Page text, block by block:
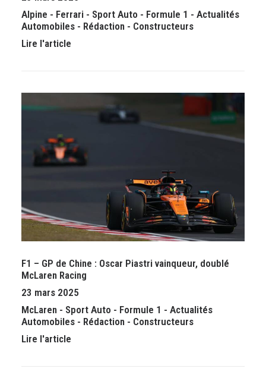
Alpine - Ferrari - Sport Auto - Formule 1 - Actualités
Automobiles - Rédaction - Constructeurs
Lire l'article
F1 – GP de Chine : Oscar Piastri vainqueur, doublé
McLaren Racing
23 mars 2025
McLaren - Sport Auto - Formule 1 - Actualités
Automobiles - Rédaction - Constructeurs
Lire l'article